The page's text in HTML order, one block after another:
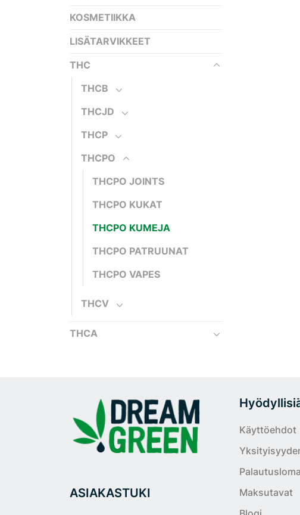
KOSMETIIKKA
LISÄTARVIKKEET
THC
THCB
THCJD
THCP
THCPO
THCPO JOINTS
THCPO KUKAT
THCPO KUMEJA
THCPO PATRUUNAT
THCPO VAPES
THCV
THCA
ASIAKASTUKI
Käyttöehdot
Maksutavat